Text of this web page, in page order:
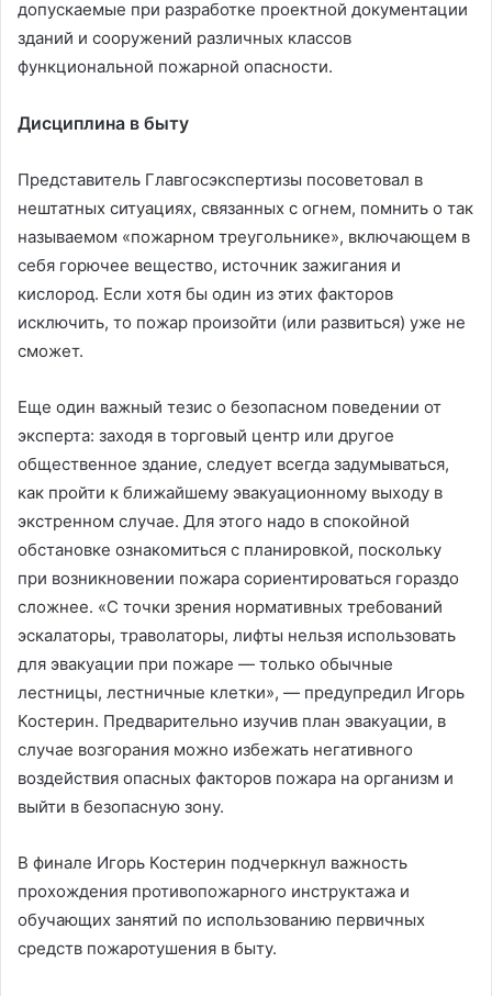
допускаемые при разработке проектной документации
зданий и сооружений различных классов
функциональной пожарной опасности.
Дисциплина в быту
Представитель Главгосэкспертизы посоветовал в
нештатных ситуациях, связанных с огнем, помнить о так
называемом «пожарном треугольнике», включающем в
себя горючее вещество, источник зажигания и
кислород. Если хотя бы один из этих факторов
исключить, то пожар произойти (или развиться) уже не
сможет.
Еще один важный тезис о безопасном поведении от
эксперта: заходя в торговый центр или другое
общественное здание, следует всегда задумываться,
как пройти к ближайшему эвакуационному выходу в
экстренном случае. Для этого надо в спокойной
обстановке ознакомиться с планировкой, поскольку
при возникновении пожара сориентироваться гораздо
сложнее. «С точки зрения нормативных требований
эскалаторы, траволаторы, лифты нельзя использовать
для эвакуации при пожаре — только обычные
лестницы, лестничные клетки», — предупредил Игорь
Костерин. Предварительно изучив план эвакуации, в
случае возгорания можно избежать негативного
воздействия опасных факторов пожара на организм и
выйти в безопасную зону.
В финале Игорь Костерин подчеркнул важность
прохождения противопожарного инструктажа и
обучающих занятий по использованию первичных
средств пожаротушения в быту.